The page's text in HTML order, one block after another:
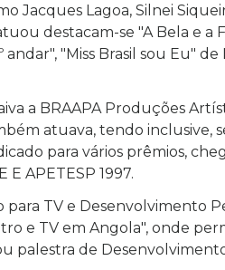
Jacques Lagoa, Silnei
destacam-se "A Bela e a
"Miss Brasil sou Eu"
a BRAAPA Produções
atuava, tendo inclusive,
para vários prêmios,
APETESP 1997.
TV e Desenvolvimento
e TV em Angola", onde
palestra de